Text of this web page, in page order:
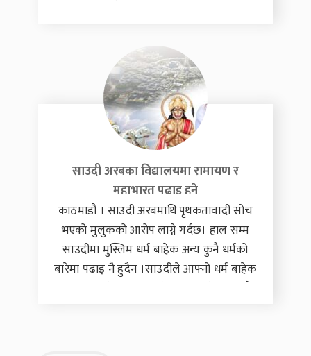
मुक्तिनाथदेखि कालीगण्डकीसँगै बगी आउने प्रशिद्ध
शालिग्राम शिला डोजरले उत्खनन गरी गिट्टीमा
परिणत हुँदैछ । नदीलाई नदीकै बाटो हिँड्न
नदिँदाको परिणाम हामीले भोगिरहेका छौँ । यस्तै
हस्तक्षेप कालीमाथि भइरहने हो भने
साउदी अरबका विद्यालयमा रामायण र
महाभारत पढाइ हुने
काठमाडौ । साउदी अरबमाथि पृथकतावादी सोच
भएको मुलुकको आरोप लाग्ने गर्दछ। हाल सम्म
साउदीमा मुस्लिम धर्म बाहेक अन्य कुनै धर्मको
बारेमा पढाइ नै हुदैन ।साउदीले आफ्नो धर्म बाहेक